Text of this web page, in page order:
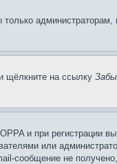
только
щёлкните на ссылку
и при регистрации
или
сообщение не